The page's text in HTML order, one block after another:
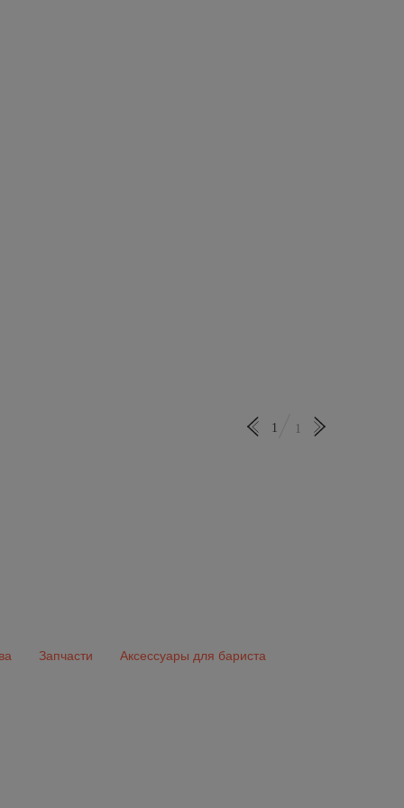
1 1
Запчасти Аксессуары для бариста